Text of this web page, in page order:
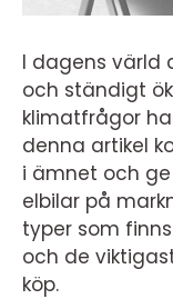
I dagens värld
och ständigt
klimatfrågor
denna artikel
i ämnet och
elbilar på
typer som
och de
köp.